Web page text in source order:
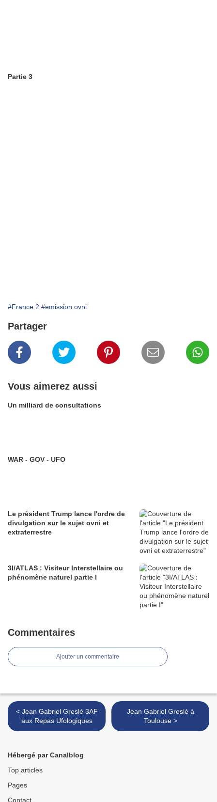
Partie 3
#France 2 #emission ovni
Partager
Vous aimerez aussi
Un milliard de consultations
WAR - GOV - UFO
Le président Trump lance l'ordre de
divulgation sur le sujet ovni et
extraterrestre
3I/ATLAS : Visiteur Interstellaire ou
phénomène naturel partie I
Commentaires
Ajouter un commentaire
< Jean Gabriel Greslé 3AF
aux Repas Ufologiques
Jean Gabriel Greslé à
Toulouse >
Hébergé par Canalblog
Top articles
Pages
Contact